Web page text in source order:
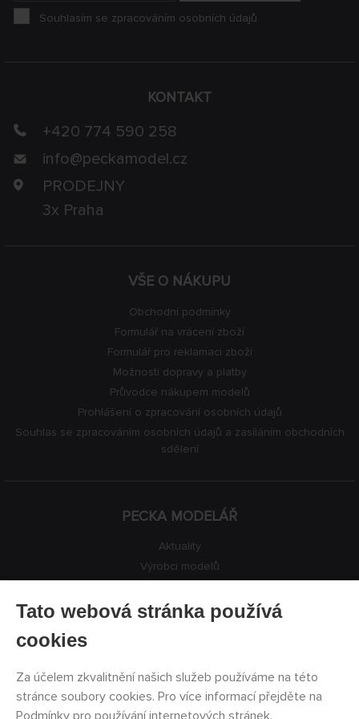
VŠE O NÁKUPU
Obchodní podmínky
Formulář na vrácení zboží
Formulář pro reklamaci zboží
Možnosti dopravy a platby
Průvodce nákupem modelů
Prohlášení o zpracování osobních údajů
Souhlas se zpracováním osobních údajů a zasíláním obchodních
sdělení
PECKA MODELÁŘ
Aktuality
Výrobci modelů
Kontakty
KONTAKT
+420 774 590 258
info@peckamodel.cz
PRODEJNY
3x Praha
Souhlasím se zpracováním osobních údajů
Tato webová stránka používá
cookies
Za účelem zkvalitnění našich služeb používáme na této
stránce soubory cookies. Pro více informací přejděte na
Podmínky pro používání internetových stránek.